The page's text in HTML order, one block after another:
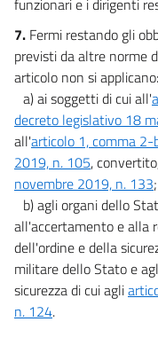
funzionari e i dirigenti
7. Fermi restando gli
previsti da altre norme
articolo non si applicano:
a) ai soggetti di cui all'
decreto legislativo 18
all'articolo 1, comma
2019, n. 105,
novembre 2019, n. 133;
b) agli organi dello
all'accertamento e alla
dell'ordine e della
militare dello Stato e
sicurezza di cui agli
n. 124.